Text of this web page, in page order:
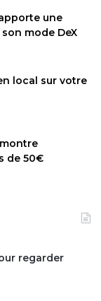
une
mode DeX
local sur votre
de 50€
regarder